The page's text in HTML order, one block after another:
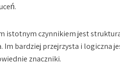
istotnym czynnikiem jest
Im bardziej przejrzysta i logiczna
znaczniki.